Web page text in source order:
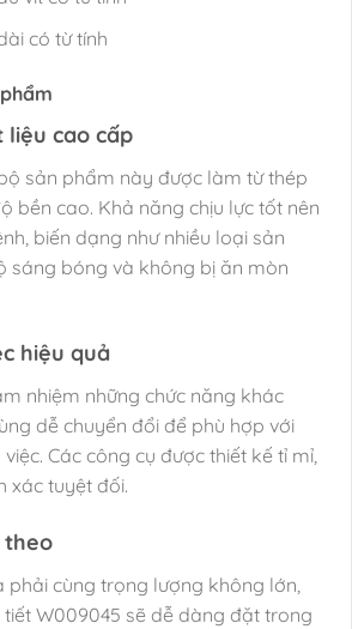
có từ tính
liệu cao cấp
sản phẩm này được làm từ thép
bền cao. Khả năng chịu lực tốt nên
biến dạng như nhiều loại sản
sáng bóng và không bị ăn mòn
hiệu quả
nhiệm những chức năng khác
dễ chuyển đổi để phù hợp với
Các công cụ được thiết kế tỉ mỉ,
xác tuyệt đối.
theo
phải cùng trọng lượng không lớn,
W009045 sẽ dễ dàng đặt trong